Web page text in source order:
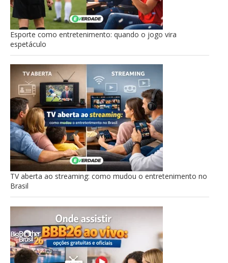
Esporte como entretenimento: quando o jogo vira
espetáculo
TV aberta ao streaming: como mudou o entretenimento no
Brasil